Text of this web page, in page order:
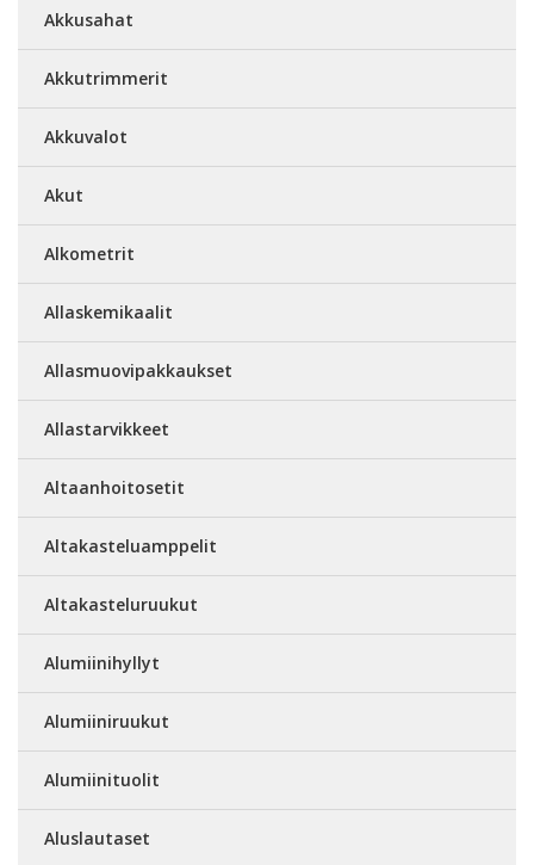
Akkusahat
Akkutrimmerit
Akkuvalot
Akut
Alkometrit
Allaskemikaalit
Allasmuovipakkaukset
Allastarvikkeet
Altaanhoitosetit
Altakasteluamppelit
Altakasteluruukut
Alumiinihyllyt
Alumiiniruukut
Alumiinituolit
Aluslautaset